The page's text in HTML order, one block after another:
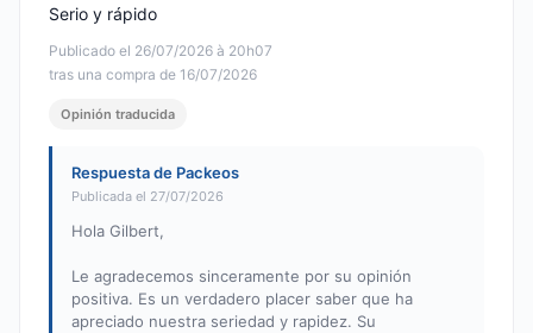
Publicado el 26/07/2026 à 20h07
tras una compra de 16/07/2026
Serio y rápido
Opinión traducida
Respuesta de Packeos
Publicada el 27/07/2026
Hola Gilbert,
Le agradecemos sinceramente por su opinión
positiva. Es un verdadero placer saber que ha
apreciado nuestra seriedad y rapidez. Su